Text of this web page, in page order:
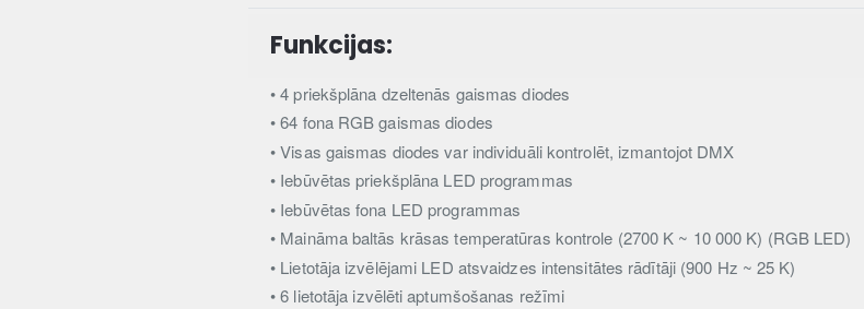
Funkcijas:
• 4 priekšplāna dzeltenās gaismas diodes
• 64 fona RGB gaismas diodes
• Visas gaismas diodes var individuāli kontrolēt, izmantojot DMX
• Iebūvētas priekšplāna LED programmas
• Iebūvētas fona LED programmas
• Maināma baltās krāsas temperatūras kontrole (2700 K ~ 10 000 K) (RGB LED)
• Lietotāja izvēlējami LED atsvaidzes intensitātes rādītāji (900 Hz ~ 25 K)
• 6 lietotāja izvēlēti aptumšošanas režīmi